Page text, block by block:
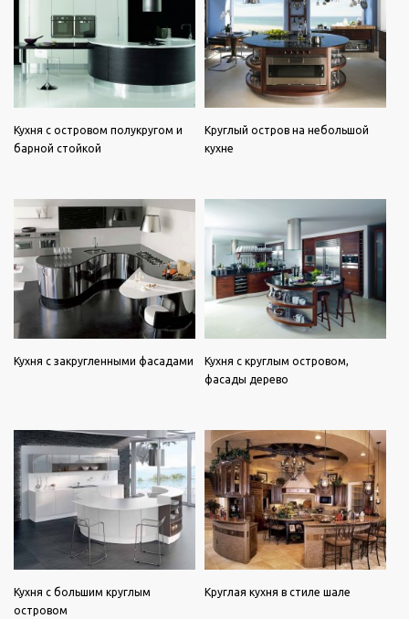
Кухня с островом полукругом и
барной стойкой
Круглый остров на небольшой
кухне
Кухня с закругленными фасадами
Кухня с круглым островом,
фасады дерево
Кухня с большим круглым
островом
Круглая кухня в стиле шале